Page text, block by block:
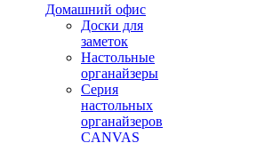
Домашний офис
Доски для
заметок
Настольные
органайзеры
Серия
настольных
органайзеров
CANVAS